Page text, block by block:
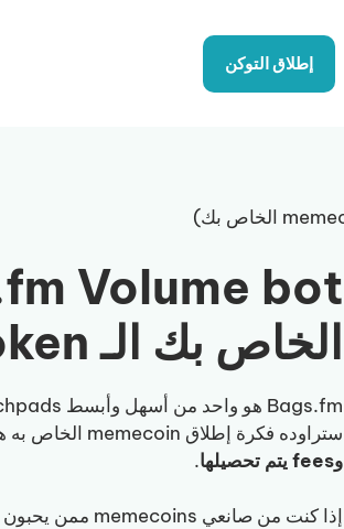
إطلاق التوكن
الخاص بك الـ token الذي يطمح إليه الجميع
ستراوده فكرة إطلاق memecoin الخاص به هناك. كما أنه يحقق volume لافت من
وfees يتم تحصيلها
.
إذا كنت من صانعي memecoins ممن يحبون